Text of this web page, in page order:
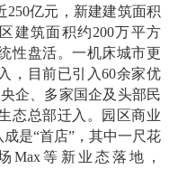
亿元，新建建筑面积
建筑面积约200万平方
性盘活。一机床城市更
，目前已引入60余家优
企、多家国企及头部民
态总部迁入。园区商业
是“首店”，其中一尺花
Max等新业态落地，